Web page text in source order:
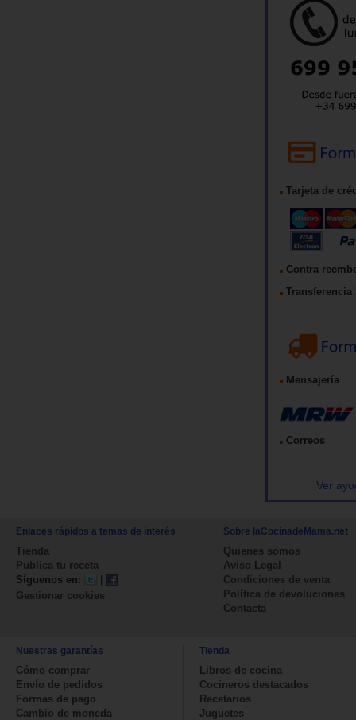
Tarjeta de
Contra
Transferencia
Mensajería
Correos
Ver
Enlaces rápidos a temas de interés
Tienda
Publica tu receta
Síguenos en:
|
Gestionar cookies
Sobre laCocinadeMama.net
Quienes somos
Aviso Legal
Condiciones de venta
Política de devoluciones
Contacta
Nuestras garantías
Cómo comprar
Envío de pedidos
Formas de pago
Cambio de moneda
Tienda
Libros de cocina
Cocineros destacados
Recetarios
Juguetes